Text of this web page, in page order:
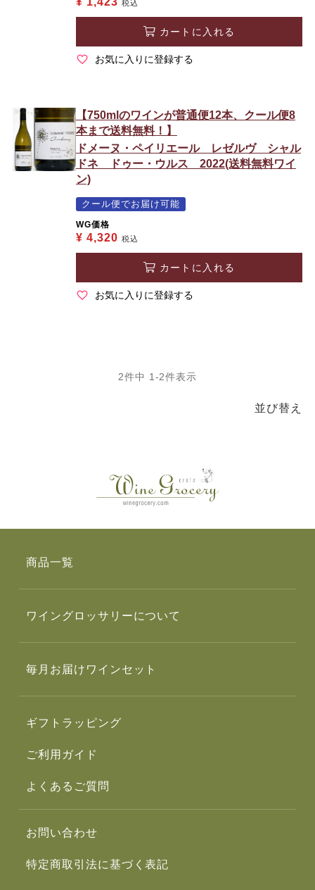
税込
カートに入れる
お気に入りに登録する
【750mlのワインが普通便12本、クール便8
本まで送料無料！】
ドメーヌ・ペイリエール レゼルヴ シャル
ドネ ドゥー・ウルス 2022(送料無料ワイ
ン)
クール便でお届け可能
WG価格
¥ 4,320 税込
カートに入れる
お気に入りに登録する
並び替え
2件中 1 -2件表示
商品一覧
ワイングロッサリーについて
毎月お届けワインセット
ギフトラッピング
ご利用ガイド
よくあるご質問
お問い合わせ
特定商取引法に基づく表記